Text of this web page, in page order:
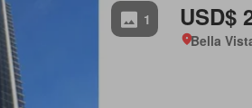
1 USD$
Bella